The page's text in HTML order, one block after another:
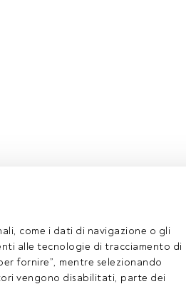
come i dati di navigazione o gli
alle tecnologie di tracciamento di
fornire”, mentre selezionando
vengono disabilitati, parte dei